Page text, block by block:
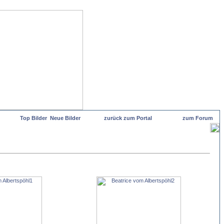
Top Bilder Neue Bilder zurück zum Portal
zum Forum